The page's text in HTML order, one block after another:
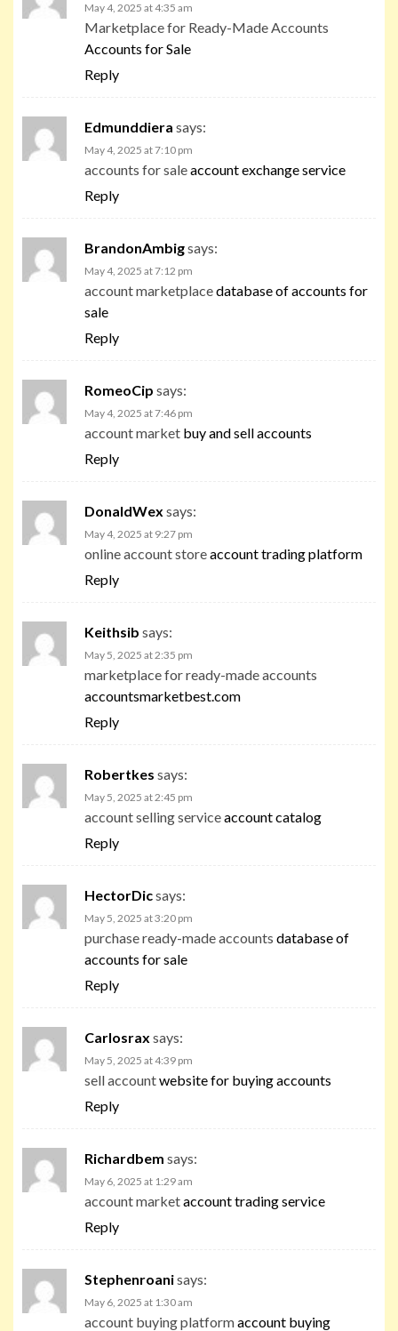
May 4, 2025 at 4:35 am
Marketplace for Ready-Made Accounts
Accounts for Sale
Reply
Edmunddiera says:
May 4, 2025 at 7:10 pm
accounts for saleaccount exchange service
Reply
BrandonAmbigsays:
May 4, 2025 at 7:12 pm
account marketplacedatabase of accounts for
sale
Reply
RomeoCip says:
May 4, 2025 at 7:46 pm
account market buy and sell accounts
Reply
DonaldWex says:
May 4, 2025 at 9:27 pm
online account storeaccount trading platform
Reply
Keithsib says:
May 5, 2025 at 2:35 pm
marketplace for ready-made accounts
accountsmarketbest.com
Reply
Robertkes says:
May 5, 2025 at 2:45 pm
account selling serviceaccount catalog
Reply
HectorDicsays:
May 5, 2025 at 3:20 pm
purchase ready-made accounts database of
accounts for sale
Reply
Carlosrax says:
May 5, 2025 at 4:39 pm
sell accountwebsite for buying accounts
Reply
Richardbem says:
May 6, 2025 at 1:29 am
account marketaccount trading service
Reply
Stephenroanisays:
May 6, 2025 at 1:30 am
account buying platformaccount buying